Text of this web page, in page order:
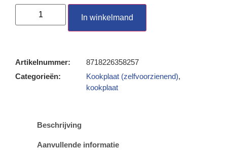
In winkelmand
Artikelnummer:
8718226358257
Categorieën:
Kookplaat (zelfvoorzienend),
kookplaat
Beschrijving
Aanvullende informatie